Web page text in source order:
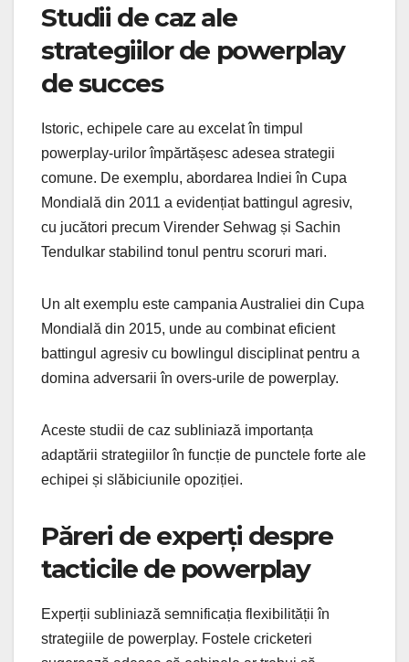
Studii de caz ale
strategiilor de powerplay
de succes
Istoric, echipele care au excelat în timpul
powerplay-urilor împărtășesc adesea strategii
comune. De exemplu, abordarea Indiei în Cupa
Mondială din 2011 a evidențiat battingul agresiv,
cu jucători precum Virender Sehwag și Sachin
Tendulkar stabilind tonul pentru scoruri mari.
Un alt exemplu este campania Australiei din Cupa
Mondială din 2015, unde au combinat eficient
battingul agresiv cu bowlingul disciplinat pentru a
domina adversarii în overs-urile de powerplay.
Aceste studii de caz subliniază importanța
adaptării strategiilor în funcție de punctele forte ale
echipei și slăbiciunile opoziției.
Păreri de experți despre
tacticile de powerplay
Experții subliniază semnificația flexibilității în
strategiile de powerplay. Fostele cricketeri